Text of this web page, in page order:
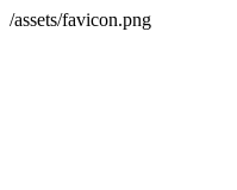
/assets/favicon.png